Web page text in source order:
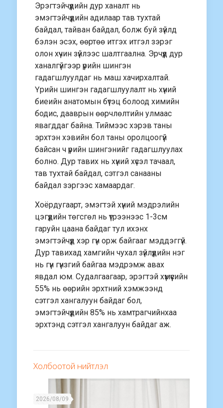
Эрэгтэйчүүдийн дур ханалт нь
эмэгтэйчүүдийн адилаар тав тухтай
байдал, тайван байдал, болж буй зүйлд
бэлэн эсэх, өөртөө итгэх итгэл зэрэг
олон хүчин зүйлээс шалтгаална. Эрчүүд дур
ханалгүйгээр үрийн шингэн
гадагшлуулдаг нь маш хачирхалтай.
Үрийн шингэн гадагшлуулалт нь хүний
биеийн анатомын бүтэц болоод химийн
бодис, дааврын өөрчлөлтийн улмаас
явагддаг байна. Тиймээс хэрэв таны
эрхтэн хэвийн бол таны оролцоогүй
байсан ч үрийн шингэнийг гадагшлуулах
болно. Дур тавих нь хүний хүсэл тачаал,
тав тухтай байдал, сэтгэл санааны
байдал зэргээс хамаардаг.
Хоёрдугаарт, эмэгтэй хүний мэдрэлийн
цэгүүдийн төгсгөл нь үтрээнээс 1-3см
гаруйн цаана байдаг тул ихэнх
эмэгтэйчүүд хэр гүн орж байгааг мэддэггүй.
Дур тавихад хамгийн чухал зүйлүүдийн нэг
нь гүн гүнзгий байгаа мэдрэмж авах
явдал юм. Судалгаагаар, эрэгтэй хүмүүсийн
55% нь өөрийн эрхтний хэмжээнд
сэтгэл хангалуун байдаг бол,
эмэгтэйчүүдийн 85% нь хамтрагчийнхаа
эрхтэнд сэтгэл хангалуун байдаг аж.
Холбоотой нийтлэл
2026/08/09